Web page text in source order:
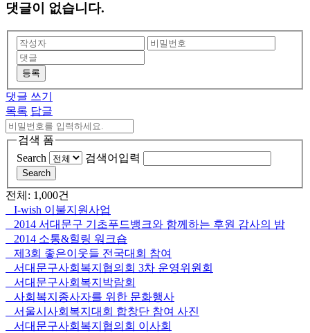
댓글이 없습니다.
등록
댓글 쓰기
목록 답글
검색 폼
Search
검색어입력
Search
전체: 1,000건
I-wish 이불지원사업
2014 서대문구 기초푸드뱅크와 함께하는 후원 감사의 밤
2014 소통&힐링 워크숍
제3회 좋은이웃들 전국대회 참여
서대문구사회복지협의회 3차 운영위원회
서대문구사회복지박람회
사회복지종사자를 위한 문화행사
서울시사회복지대회 합창단 참여 사진
서대문구사회복지협의회 이사회